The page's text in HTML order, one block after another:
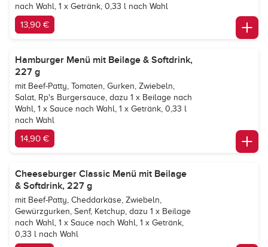
nach Wahl, 1 x Getränk, 0,33 l nach Wahl
13,90 €
Hamburger Menü mit Beilage & Softdrink,
227 g
mit Beef-Patty, Tomaten, Gurken, Zwiebeln,
Salat, Rp's Burgersauce, dazu 1 x Beilage nach
Wahl, 1 x Sauce nach Wahl, 1 x Getränk, 0,33 l
nach Wahl
14,90 €
Cheeseburger Classic Menü mit Beilage
& Softdrink, 227 g
mit Beef-Patty, Cheddarkäse, Zwiebeln,
Gewürzgurken, Senf, Ketchup, dazu 1 x Beilage
nach Wahl, 1 x Sauce nach Wahl, 1 x Getränk,
0,33 l nach Wahl